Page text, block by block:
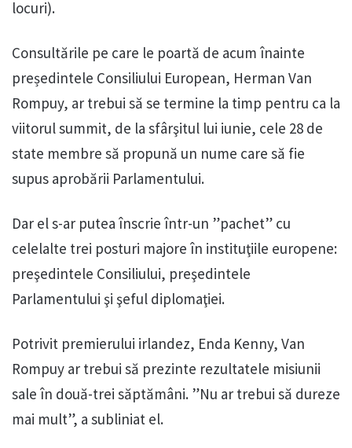
locuri).
Consultările pe care le poartă de acum înainte
președintele Consiliului European, Herman Van
Rompuy, ar trebui să se termine la timp pentru ca la
viitorul summit, de la sfârşitul lui iunie, cele 28 de
state membre să propună un nume care să fie
supus aprobării Parlamentului.
Dar el s-ar putea înscrie într-un ”pachet” cu
celelalte trei posturi majore în instituţiile europene:
preşedintele Consiliului, preşedintele
Parlamentului şi şeful diplomaţiei.
Potrivit premierului irlandez, Enda Kenny, Van
Rompuy ar trebui să prezinte rezultatele misiunii
sale în două-trei săptămâni. ”Nu ar trebui să dureze
mai mult”, a subliniat el.